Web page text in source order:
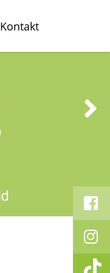
Kontakt